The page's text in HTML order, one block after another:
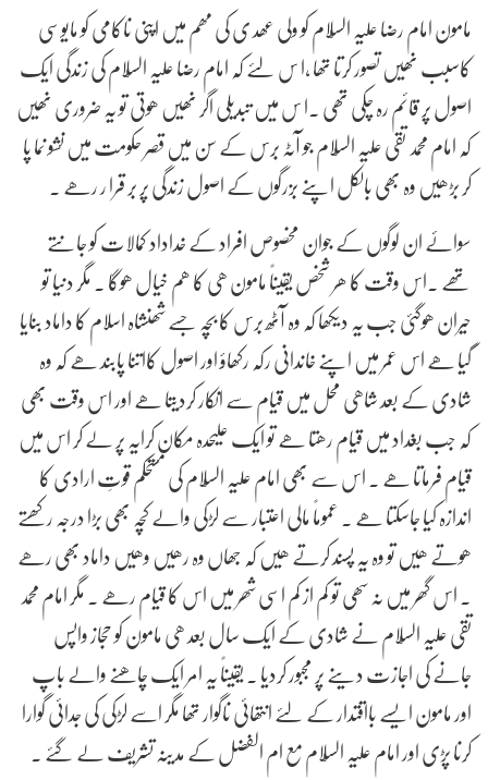
مامون امام رضا علیہ السّلام کو ولی عھد ی کی مھم میں اپنی ناکامی کو مایوسی
کاسبب نھیں تصور کرتا تھا ,ا س لئے کہ امام رضا علیہ السّلام کی زندگی ایک
اصول پر قائم رہ چکی تھی .ا س میں تبدیلی اگر نھیں ھوتی تو یہ ضروری نھیں
کہ امام محمد تقی علیہ السّلام جو آٹہ برس کے سن میں قصر حکومت میں نشو نما پا
کر بڑھیں وہ بھی بالکل اپنے بزرگوں کے اصول زندگی پر بر قرا ر رھے .
سوائے ان لوگوں کے جوان مخصوص افراد کے خداداد کمالات کو جانتے
تھے .اس وقت کا ھر شخص یقیناً مامون ھی کا ھم خیال ھوگا . مگر دنیا تو
حیران ھوگئی جب یہ دیکھا کہ وہ آٹھ برس کا بچہ جسے شھنشاہ اسلام کا داماد بنایا
گیا ھے اس عمر میں اپنے خاندانی رکہ رکھاؤ اور اصول کااتنا پابند ھے کہ وہ
شادی کے بعد شاھی محل میں قیام سے انکار کردیتا ھے اور اس وقت بھی
کہ جب بغداد میں قیام رھتا ھے تو ایک علیحدہ مکان کرایہ پر لے کر اس میں
قیام فرماتا ھے . اس سے بھی امام علیہ السّلام کی مستحکم قوتِ ارادی کا
اندازہ کیا جاسکتا ھے . عموماً مالی اعتبار سے لڑکی والے کچہ بھی بڑا درجہ رکھتے
ھوتے ھیں تو وہ یہ پسند کرتے ھیں کہ جھاں وہ رھیں وھیں داماد بھی رھے
. اس گھر میں نہ سھی تو کم از کم اسی شھر میں اس کا قیام رھے . مگر امام محمد
تقی علیہ السّلام نے شادی کے ایک سال بعد ھی مامون کو حجاز واپس
جانے کی اجازت دینے پر مجبور کردیا . یقیناً یہ امر ایک چاھنے والے باپ
اور مامون ایسے بااقتدار کے لئے انتھائی ناگوار تھا مگر اسے لڑکی کی جدائی گوارا
کرنا پڑی اور امام علیہ السّلام مع ام الفضل کے مدینہ تشریف لے گئے .